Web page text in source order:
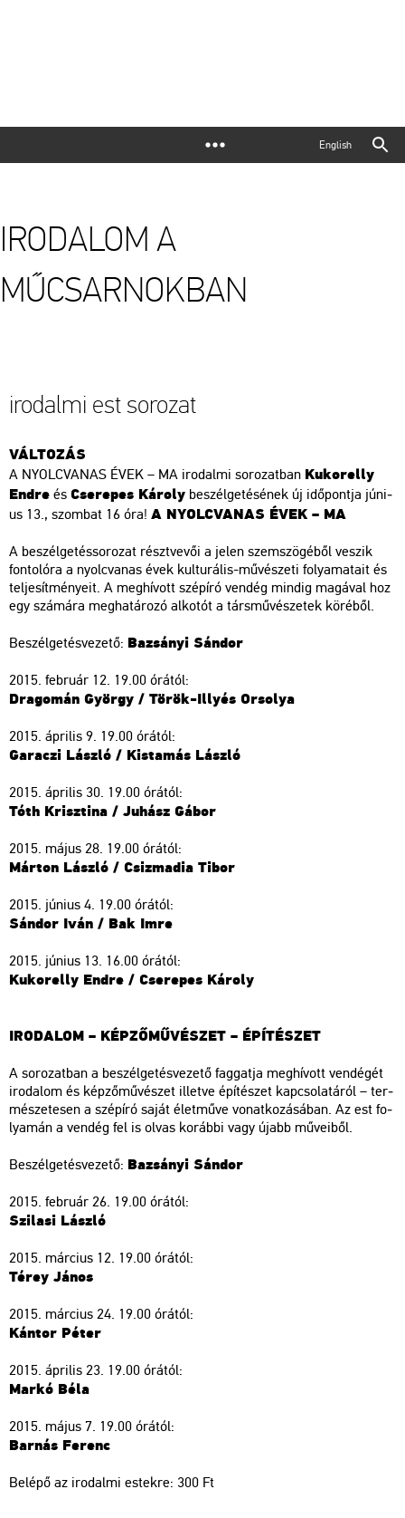
English
IRODALOM A
MŰCSARNOKBAN
iro­dal­mi est so­ro­zat
VÁL­TO­ZÁS
A NYOLC­VA­NAS ÉVEK – MA iro­dal­mi so­ro­zat­ban Ku­kor­elly
Endre és Cse­re­pes Ká­roly be­szél­ge­té­sé­nek új idő­pont­ja jú­ni­
us 13., szom­bat 16 óra! A NYOLC­VA­NAS ÉVEK – MA
A be­szél­ge­tés­so­ro­zat részt­ve­vői a jelen szem­szö­gé­ből ve­szik
fon­to­ló­ra a nyolc­va­nas évek kul­tu­rá­lis-mű­vé­sze­ti fo­lya­ma­ta­it és
tel­je­sít­mé­nye­it. A meg­hí­vott szép­író ven­dég min­dig ma­gá­val hoz
egy szá­má­ra meg­ha­tá­ro­zó al­ko­tót a társ­mű­vé­sze­tek kö­ré­ből.
Be­szél­ge­tés­ve­ze­tő: Ba­zsá­nyi Sán­dor
2015. feb­ru­ár 12. 19.00 órá­tól:
Dra­go­mán György / Török-Illyés Or­so­lya
2015. áp­ri­lis 9. 19.00 órá­tól:
Ga­ra­czi Lász­ló / Kis­ta­más Lász­ló
2015. áp­ri­lis 30. 19.00 órá­tól:
Tóth Krisz­ti­na / Ju­hász Gábor
2015. május 28. 19.00 órá­tól:
Már­ton Lász­ló / Csiz­ma­dia Tibor
2015. jú­ni­us 4. 19.00 órá­tól:
Sán­dor Iván / Bak Imre
2015. jú­ni­us 13. 16.00 órá­tól:
Ku­kor­elly Endre / Cse­re­pes Ká­roly
IRO­DA­LOM – KÉP­ZŐ­MŰ­VÉ­SZET – ÉPÍ­TÉ­SZET
A so­ro­zat­ban a be­szél­ge­tés­ve­ze­tő fag­gat­ja meg­hí­vott ven­dé­gét
iro­da­lom és kép­ző­mű­vé­szet il­let­ve épí­té­szet kap­cso­la­tá­ról – ter­
mé­sze­te­sen a szép­író saját élet­mű­ve vo­nat­ko­zá­sá­ban. Az est fo­
lya­mán a ven­dég fel is olvas ko­ráb­bi vagy újabb mű­ve­i­ből.
Be­szél­ge­tés­ve­ze­tő: Ba­zsá­nyi Sán­dor
2015. feb­ru­ár 26. 19.00 órá­tól:
Szi­la­si Lász­ló
2015. már­ci­us 12. 19.00 órá­tól:
Térey János
2015. már­ci­us 24. 19.00 órá­tól:
Kán­tor Péter
2015. áp­ri­lis 23. 19.00 órá­tól:
Markó Béla
2015. május 7. 19.00 órá­tól:
Bar­nás Fe­renc
Be­lé­pő az iro­dal­mi es­tek­re: 300 Ft